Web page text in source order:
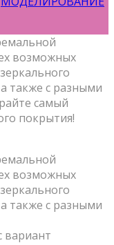
возможных
также с разными
самый
покрытия!
возможных
также с разными
вариант